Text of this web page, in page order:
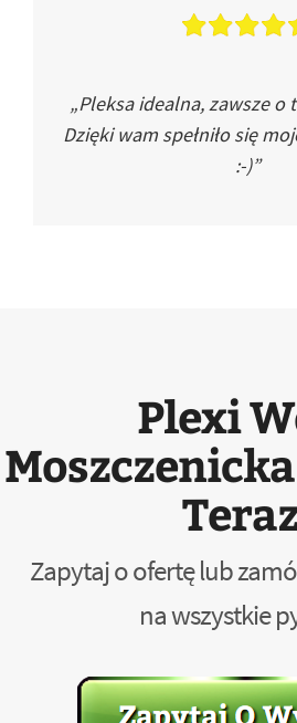
„Pleksa idealna, zawsze o
Dzięki wam spełniło się
:-)”
Plexi
Zapytaj o ofertę lub
na wszystkie